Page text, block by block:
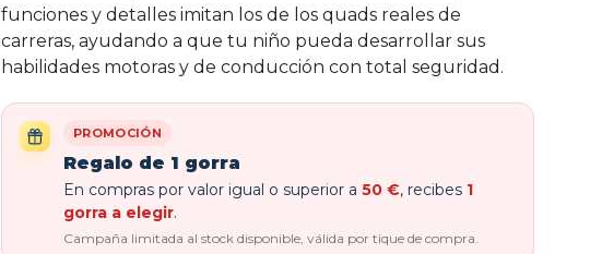
funciones y detalles imitan los de los quads reales de
carreras, ayudando a que tu niño pueda desarrollar sus
habilidades motoras y de conducción con total seguridad.
PROMOCIÓN
Regalo de 1 gorra
En compras por valor igual o superior a 50 €, recibes 1
gorra a elegir.
Campaña limitada al stock disponible, válida por tique de compra.